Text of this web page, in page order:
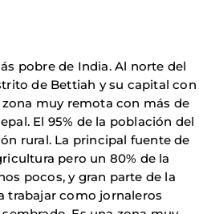
pobre de India. Al norte del
de Bettiah y su capital con
muy remota con más de
El 95% de la población del
rural. La principal fuente de
pero un 80% de la
pocos, y gran parte de la
trabajar como jornaleros